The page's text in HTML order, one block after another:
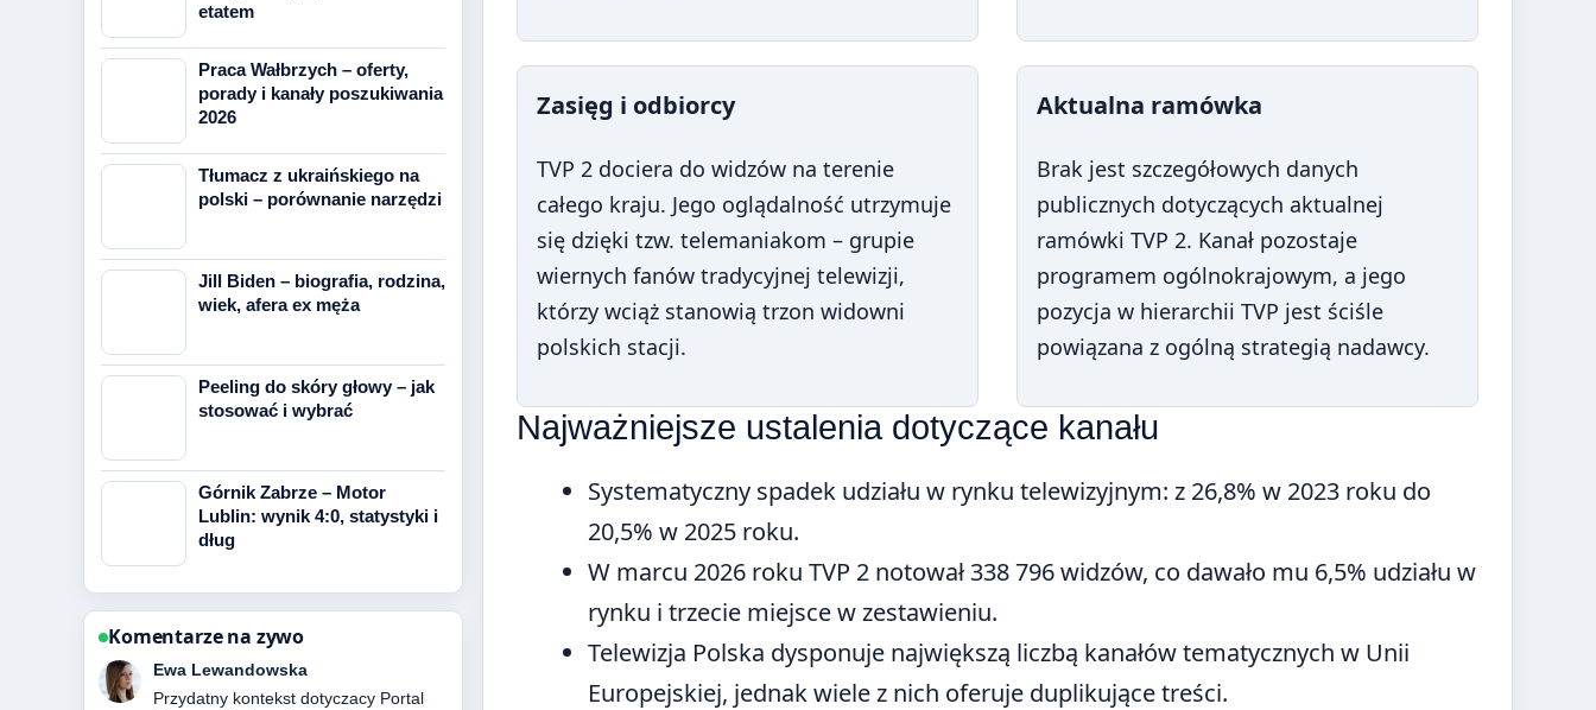
Zasięg i odbiorcy
TVP 2 dociera do widzów na terenie
całego kraju. Jego oglądalność utrzymuje
się dzięki tzw. telemaniakom – grupie
wiernych fanów tradycyjnej telewizji,
którzy wciąż stanowią trzon widowni
polskich stacji.
Aktualna ramówka
Brak jest szczegółowych danych
publicznych dotyczących aktualnej
ramówki TVP 2. Kanał pozostaje
programem ogólnokrajowym, a jego
pozycja w hierarchii TVP jest ściśle
powiązana z ogólną strategią nadawcy.
Najważniejsze ustalenia dotyczące kanału
Systematyczny spadek udziału w rynku telewizyjnym: z 26,8% w 2023 roku do
20,5% w 2025 roku.
W marcu 2026 roku TVP 2 notował 338 796 widzów, co dawało mu 6,5% udziału w
rynku i trzecie miejsce w zestawieniu.
Telewizja Polska dysponuje największą liczbą kanałów tematycznych w Unii
Europejskiej, jednak wiele z nich oferuje duplikujące treści.
etatem
Praca Wałbrzych – oferty,
porady i kanały poszukiwania
2026
Tłumacz z ukraińskiego na
polski – porównanie narzędzi
Jill Biden – biografia, rodzina,
wiek, afera ex męża
Peeling do skóry głowy – jak
stosować i wybrać
Górnik Zabrze – Motor
Lublin: wynik 4:0, statystyki i
dług
Komentarze na zywo
Tomasz Dabrowski
Relacja o Ile lat ma Karol Nawrocki?